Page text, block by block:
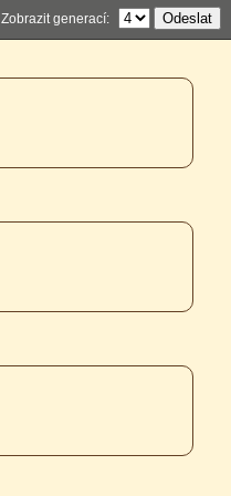
Zobrazit generací: